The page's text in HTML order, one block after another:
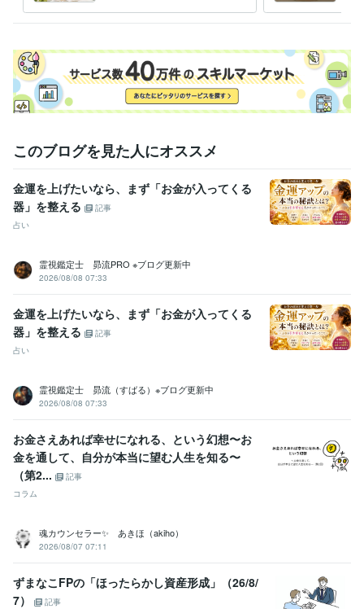
ださい。
得意分野
悩み相談・カウンセリング 宇宙の原理・原則をお伝えします。
健康 お金 悩み 先祖
このブログを見た人にオススメ
金運を上げたいなら、まず「お金が入ってくる
器」を整える
記事
占い
霊視鑑定士 昴流PRO ※ブログ更新中
2026/08/08 07:33
金運を上げたいなら、まず「お金が入ってくる
器」を整える
記事
占い
霊視鑑定士 昴流（すばる）※ブログ更新中
2026/08/08 07:33
お金さえあれば幸せになれる、という幻想〜お
金を通して、自分が本当に望む人生を知る〜
（第2...
記事
コラム
魂カウンセラー✨ あきほ（akiho）
2026/08/07 07:11
ずまなこFPの「ほったらかし資産形成」（26/8/
7）
記事